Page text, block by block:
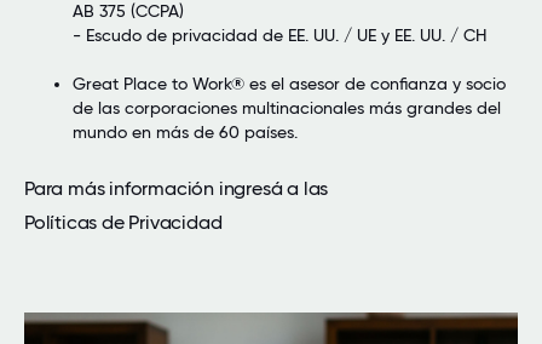
AB 375 (CCPA)
- Escudo de privacidad de EE. UU. / UE y EE. UU. / CH
Great Place to Work® es el asesor de confianza y socio
de las corporaciones multinacionales más grandes del
mundo en más de 60 países.
Para más información ingresá a las
Políticas de Privacidad